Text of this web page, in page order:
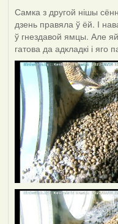
Самка з другой нішы
дзень правяла ў ёй. І
ў гнездавой ямцы. Але
гатова да адкладкі і яго